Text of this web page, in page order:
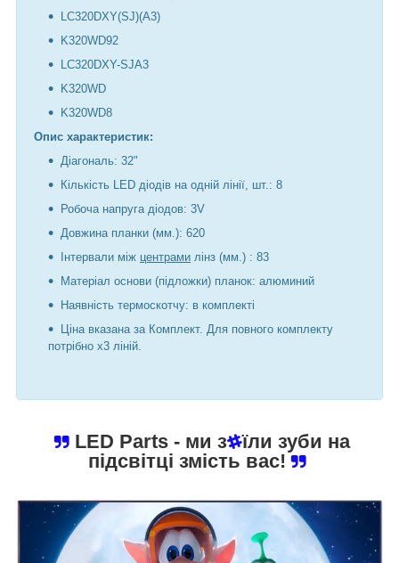
LC320DXY(SJ)(A3)
K320WD92
LC320DXY-SJA3
K320WD
K320WD8
Опис характеристик:
Діагональ: 32"
Кількість LED діодів на одній лінії, шт.: 8
Робоча напруга діодов: 3V
Довжина планки (мм.): 620
Інтервали між центрами лінз (мм.) : 83
Матеріал основи (підложки) планок: алюминий
Наявність термоскотчу: в комплекті
Ціна вказана за Комплект. Для повного комплекту
потрібно х3 ліній.
LED Parts - ми з
їли зуби на
підсвітці змість вас!